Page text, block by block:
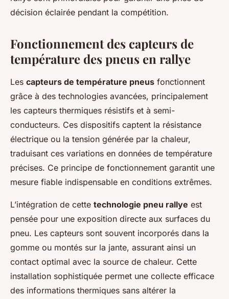
décision éclairée pendant la compétition.
Fonctionnement des capteurs de
température des pneus en rallye
Les capteurs de température pneus fonctionnent
grâce à des technologies avancées, principalement
les capteurs thermiques résistifs et à semi-
conducteurs. Ces dispositifs captent la résistance
électrique ou la tension générée par la chaleur,
traduisant ces variations en données de température
précises. Ce principe de fonctionnement garantit une
mesure fiable indispensable en conditions extrêmes.
L’intégration de cette technologie pneu rallye est
pensée pour une exposition directe aux surfaces du
pneu. Les capteurs sont souvent incorporés dans la
gomme ou montés sur la jante, assurant ainsi un
contact optimal avec la source de chaleur. Cette
installation sophistiquée permet une collecte efficace
des informations thermiques sans altérer la